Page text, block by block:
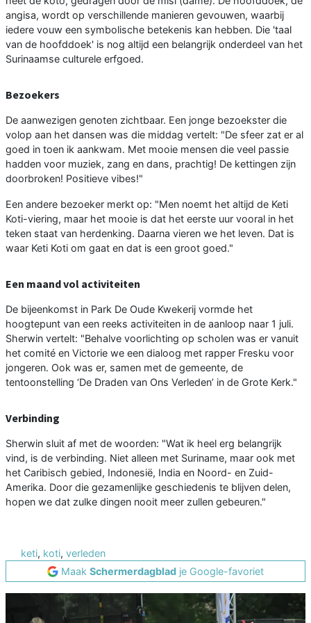
angisa, wordt op verschillende manieren gevouwen, waarbij
iedere vouw een symbolische betekenis kan hebben. Die 'taal
van de hoofddoek' is nog altijd een belangrijk onderdeel van het
Surinaamse culturele erfgoed.
Bezoekers
De aanwezigen genoten zichtbaar. Een jonge bezoekster die
volop aan het dansen was die middag vertelt: "De sfeer zat er al
goed in toen ik aankwam. Met mooie mensen die veel passie
hadden voor muziek, zang en dans, prachtig! De kettingen zijn
doorbroken! Positieve vibes!"
Een andere bezoeker merkt op: "Men noemt het altijd de Keti
Koti-viering, maar het mooie is dat het eerste uur vooral in het
teken staat van herdenking. Daarna vieren we het leven. Dat is
waar Keti Koti om gaat en dat is een groot goed."
Een maand vol activiteiten
De bijeenkomst in Park De Oude Kwekerij vormde het
hoogtepunt van een reeks activiteiten in de aanloop naar 1 juli.
Sherwin vertelt: "Behalve voorlichting op scholen was er vanuit
het comité en Victorie we een dialoog met rapper Fresku voor
jongeren. Ook was er, samen met de gemeente, de
tentoonstelling ‘De Draden van Ons Verleden’ in de Grote Kerk."
Verbinding
Sherwin sluit af met de woorden: "Wat ik heel erg belangrijk
vind, is de verbinding. Niet alleen met Suriname, maar ook met
het Caribisch gebied, Indonesië, India en Noord- en Zuid-
Amerika. Door die gezamenlijke geschiedenis te blijven delen,
hopen we dat zulke dingen nooit meer zullen gebeuren."
keti, koti, verleden
Maak Schermerdagblad je Google-favoriet